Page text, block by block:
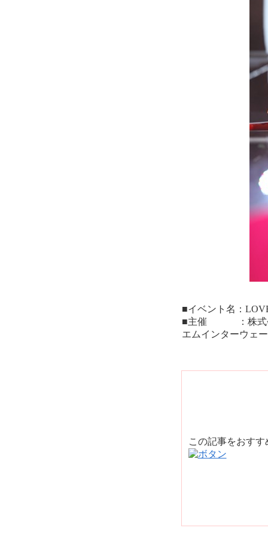
■イベント名：
■主催 ：株式会社
エムインターウェ
この記事をおす